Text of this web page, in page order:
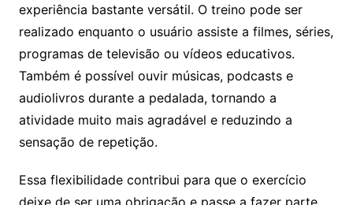
experiência bastante versátil. O treino pode ser
realizado enquanto o usuário assiste a filmes, séries,
programas de televisão ou vídeos educativos.
Também é possível ouvir músicas, podcasts e
audiolivros durante a pedalada, tornando a
atividade muito mais agradável e reduzindo a
sensação de repetição.
Essa flexibilidade contribui para que o exercício
deixe de ser uma obrigação e passe a fazer parte